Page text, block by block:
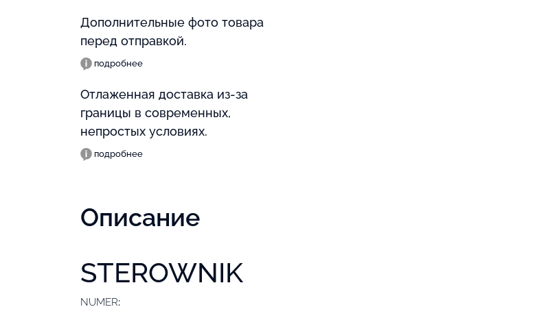
Дополнительные фото товара
перед отправкой.
подробнее
Отлаженная доставка из-за
границы в современных,
непростых условиях.
подробнее
Описание
STEROWNIK
NUMER: